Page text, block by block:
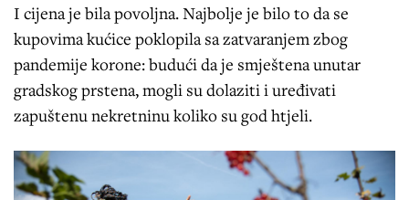
I cijena je bila povoljna. Najbolje je bilo to da se
kupovima kućice poklopila sa zatvaranjem zbog
pandemije korone: budući da je smještena unutar
gradskog prstena, mogli su dolaziti i uređivati
zapuštenu nekretninu koliko su god htjeli.